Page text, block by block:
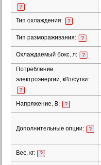
?
Тип охлаждения: ?
Тип размораживания: ?
Охлаждаемый бокс, л: ?
Потребление
электроэнергии, кВт/сутки:
?
Напряжение, В: ?
Дополнительные опции: ?
Вес, кг: ?